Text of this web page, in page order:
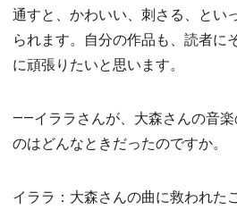
通すと、かわいい、刺さる、とい
られます。自分の作品も、読者に
に頑張りたいと思います。
――イララさんが、大森さんの音
のはどんなときだったのですか。
イララ：大森さんの曲に救われた